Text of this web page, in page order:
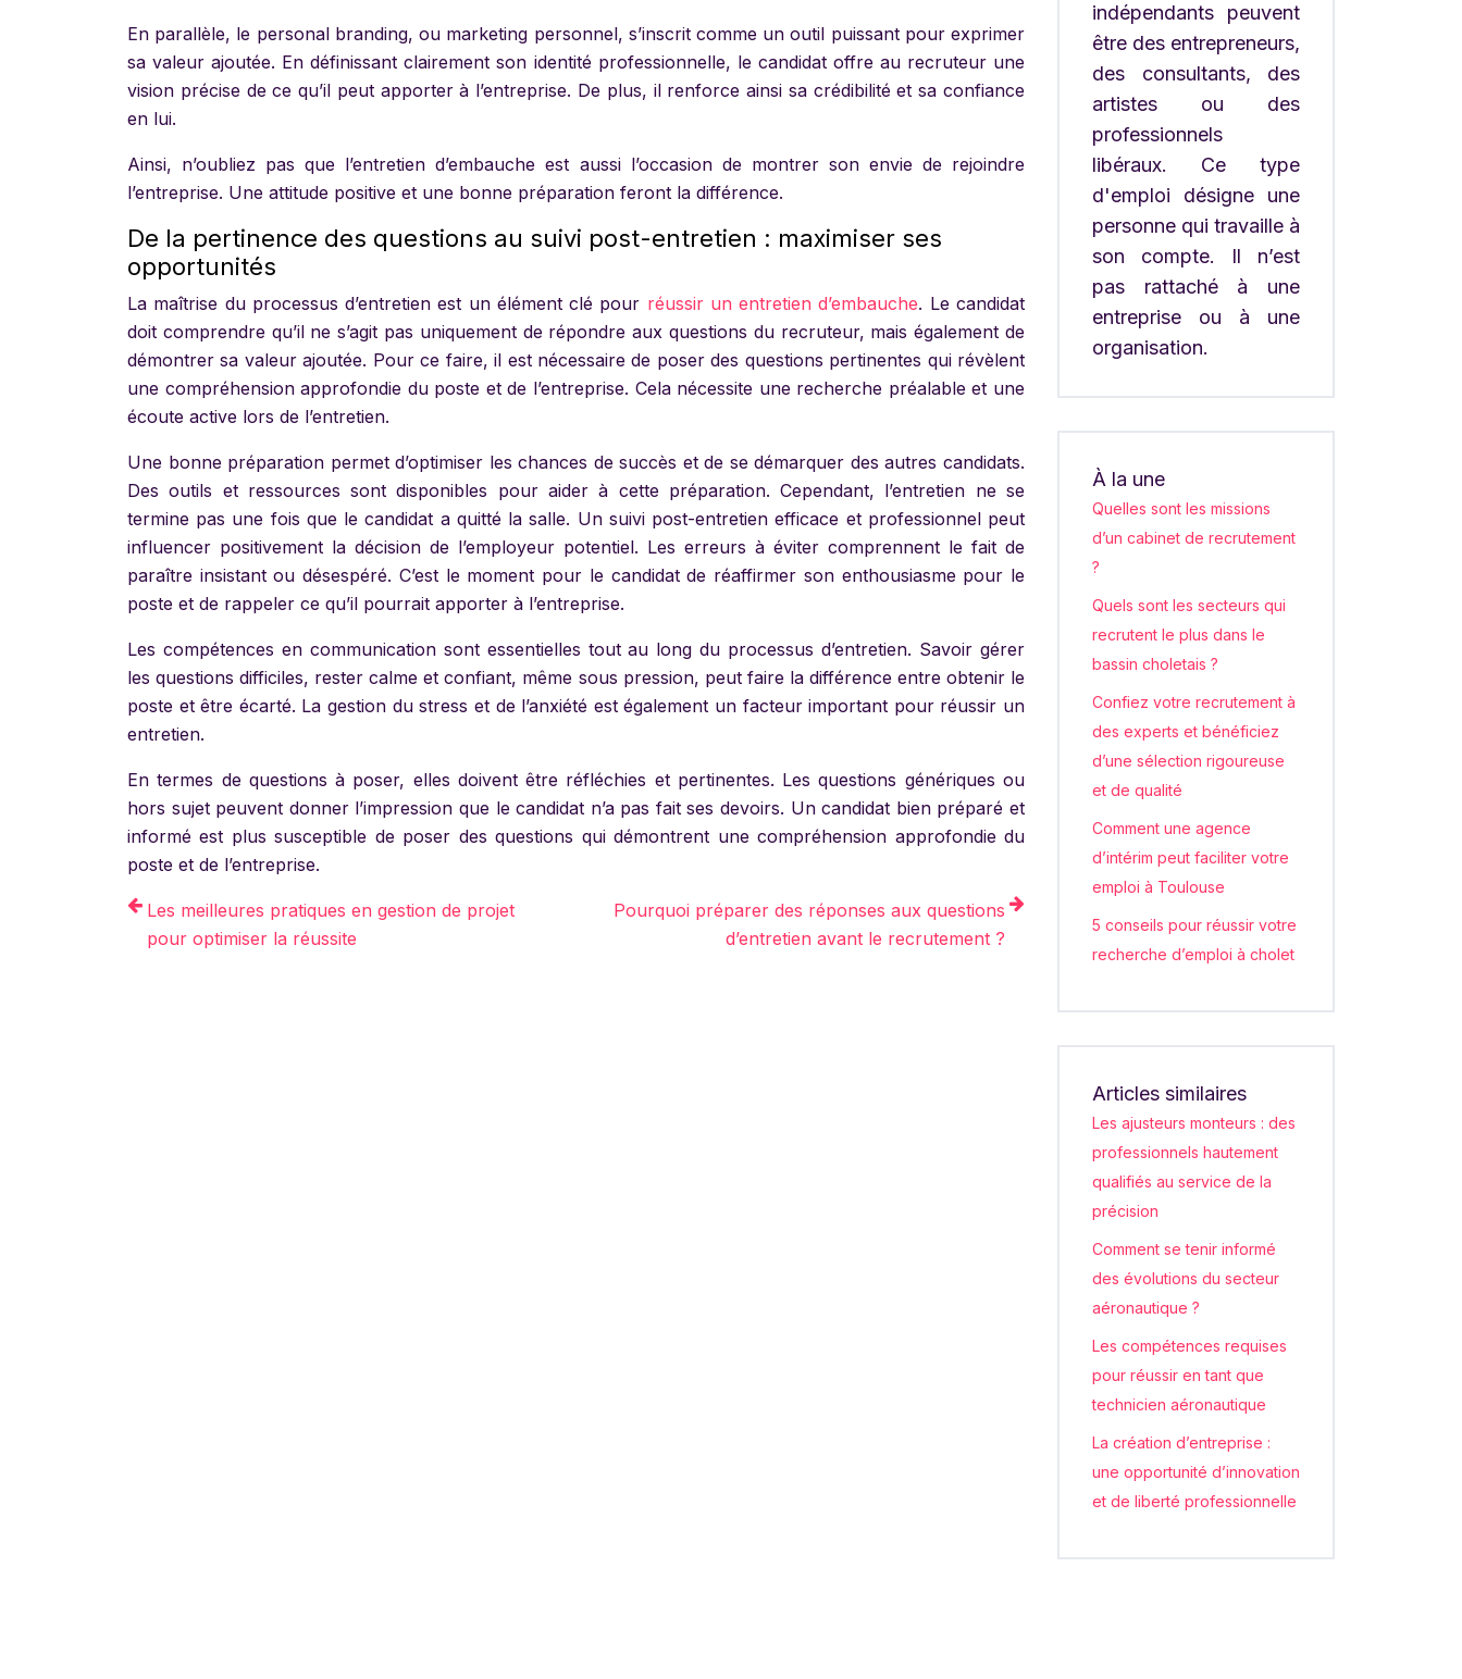
En parallèle, le personal branding, ou marketing personnel, s’inscrit comme un outil puissant pour exprimer
sa valeur ajoutée. En définissant clairement son identité professionnelle, le candidat offre au recruteur une
vision précise de ce qu’il peut apporter à l’entreprise. De plus, il renforce ainsi sa crédibilité et sa confiance
en lui.
Ainsi, n’oubliez pas que l’entretien d’embauche est aussi l’occasion de montrer son envie de rejoindre
l’entreprise. Une attitude positive et une bonne préparation feront la différence.
De la pertinence des questions au suivi post-entretien : maximiser ses
opportunités
La maîtrise du processus d’entretien est un élément clé pour réussir un entretien d’embauche. Le candidat
doit comprendre qu’il ne s’agit pas uniquement de répondre aux questions du recruteur, mais également de
démontrer sa valeur ajoutée. Pour ce faire, il est nécessaire de poser des questions pertinentes qui révèlent
une compréhension approfondie du poste et de l’entreprise. Cela nécessite une recherche préalable et une
écoute active lors de l’entretien.
Une bonne préparation permet d’optimiser les chances de succès et de se démarquer des autres candidats.
Des outils et ressources sont disponibles pour aider à cette préparation. Cependant, l’entretien ne se
termine pas une fois que le candidat a quitté la salle. Un suivi post-entretien efficace et professionnel peut
influencer positivement la décision de l’employeur potentiel. Les erreurs à éviter comprennent le fait de
paraître insistant ou désespéré. C’est le moment pour le candidat de réaffirmer son enthousiasme pour le
poste et de rappeler ce qu’il pourrait apporter à l’entreprise.
Les compétences en communication sont essentielles tout au long du processus d’entretien. Savoir gérer
les questions difficiles, rester calme et confiant, même sous pression, peut faire la différence entre obtenir le
poste et être écarté. La gestion du stress et de l’anxiété est également un facteur important pour réussir un
entretien.
En termes de questions à poser, elles doivent être réfléchies et pertinentes. Les questions génériques ou
hors sujet peuvent donner l’impression que le candidat n’a pas fait ses devoirs. Un candidat bien préparé et
informé est plus susceptible de poser des questions qui démontrent une compréhension approfondie du
poste et de l’entreprise.
Les meilleures pratiques en gestion de projet
pour optimiser la réussite
Pourquoi préparer des réponses aux questions
d’entretien avant le recrutement ?
indépendants peuvent
être des entrepreneurs,
des consultants, des
artistes ou des
professionnels
libéraux. Ce type
d'emploi désigne une
personne qui travaille à
son compte. Il n’est
pas rattaché à une
entreprise ou à une
organisation.
À la une
Quelles sont les missions
d’un cabinet de recrutement
?
Quels sont les secteurs qui
recrutent le plus dans le
bassin choletais ?
Confiez votre recrutement à
des experts et bénéficiez
d’une sélection rigoureuse
et de qualité
Comment une agence
d’intérim peut faciliter votre
emploi à Toulouse
5 conseils pour réussir votre
recherche d’emploi à cholet
Articles similaires
Les ajusteurs monteurs : des
professionnels hautement
qualifiés au service de la
précision
Comment se tenir informé
des évolutions du secteur
aéronautique ?
Les compétences requises
pour réussir en tant que
technicien aéronautique
La création d’entreprise :
une opportunité d’innovation
et de liberté professionnelle